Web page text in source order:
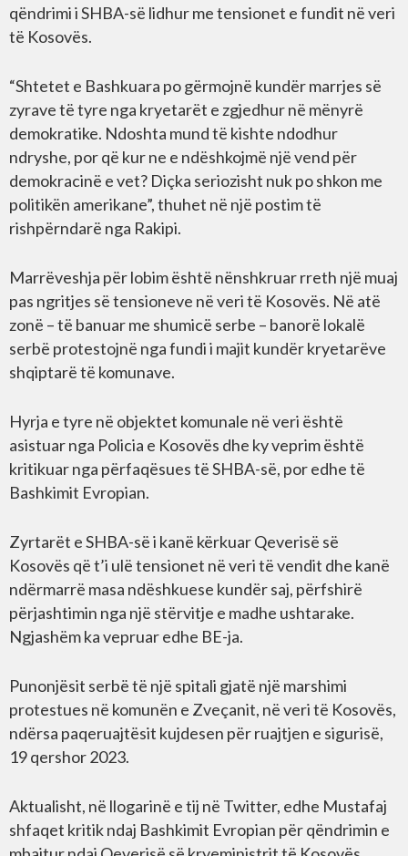
qëndrimi i SHBA-së lidhur me tensionet e fundit në veri
të Kosovës.
“Shtetet e Bashkuara po gërmojnë kundër marrjes së
zyrave të tyre nga kryetarët e zgjedhur në mënyrë
demokratike. Ndoshta mund të kishte ndodhur
ndryshe, por që kur ne e ndëshkojmë një vend për
demokracinë e vet? Diçka seriozisht nuk po shkon me
politikën amerikane”, thuhet në një postim të
rishpërndarë nga Rakipi.
Marrëveshja për lobim është nënshkruar rreth një muaj
pas ngritjes së tensioneve në veri të Kosovës. Në atë
zonë – të banuar me shumicë serbe – banorë lokalë
serbë protestojnë nga fundi i majit kundër kryetarëve
shqiptarë të komunave.
Hyrja e tyre në objektet komunale në veri është
asistuar nga Policia e Kosovës dhe ky veprim është
kritikuar nga përfaqësues të SHBA-së, por edhe të
Bashkimit Evropian.
Zyrtarët e SHBA-së i kanë kërkuar Qeverisë së
Kosovës që t’i ulë tensionet në veri të vendit dhe kanë
ndërmarrë masa ndëshkuese kundër saj, përfshirë
përjashtimin nga një stërvitje e madhe ushtarake.
Ngjashëm ka vepruar edhe BE-ja.
Punonjësit serbë të një spitali gjatë një marshimi
protestues në komunën e Zveçanit, në veri të Kosovës,
ndërsa paqeruajtësit kujdesen për ruajtjen e sigurisë,
19 qershor 2023.
Aktualisht, në llogarinë e tij në Twitter, edhe Mustafaj
shfaqet kritik ndaj Bashkimit Evropian për qëndrimin e